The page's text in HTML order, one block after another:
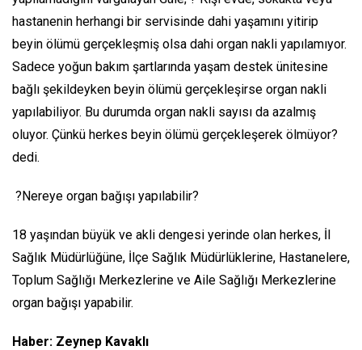
hastanenin herhangi bir servisinde dahi yaşamını yitirip
beyin ölümü gerçekleşmiş olsa dahi organ nakli yapılamıyor.
Sadece yoğun bakım şartlarında yaşam destek ünitesine
bağlı şekildeyken beyin ölümü gerçekleşirse organ nakli
yapılabiliyor. Bu durumda organ nakli sayısı da azalmış
oluyor. Çünkü herkes beyin ölümü gerçekleşerek ölmüyor?
dedi.
?Nereye organ bağışı yapılabilir?
18 yaşından büyük ve akli dengesi yerinde olan herkes, İl
Sağlık Müdürlüğüne, İlçe Sağlık Müdürlüklerine, Hastanelere,
Toplum Sağlığı Merkezlerine ve Aile Sağlığı Merkezlerine
organ bağışı yapabilir.
Haber: Zeynep Kavaklı